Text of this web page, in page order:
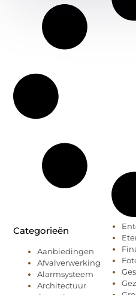
Categorieën
Aanbiedingen
Afvalverwerking
Alarmsysteem
Architectuur